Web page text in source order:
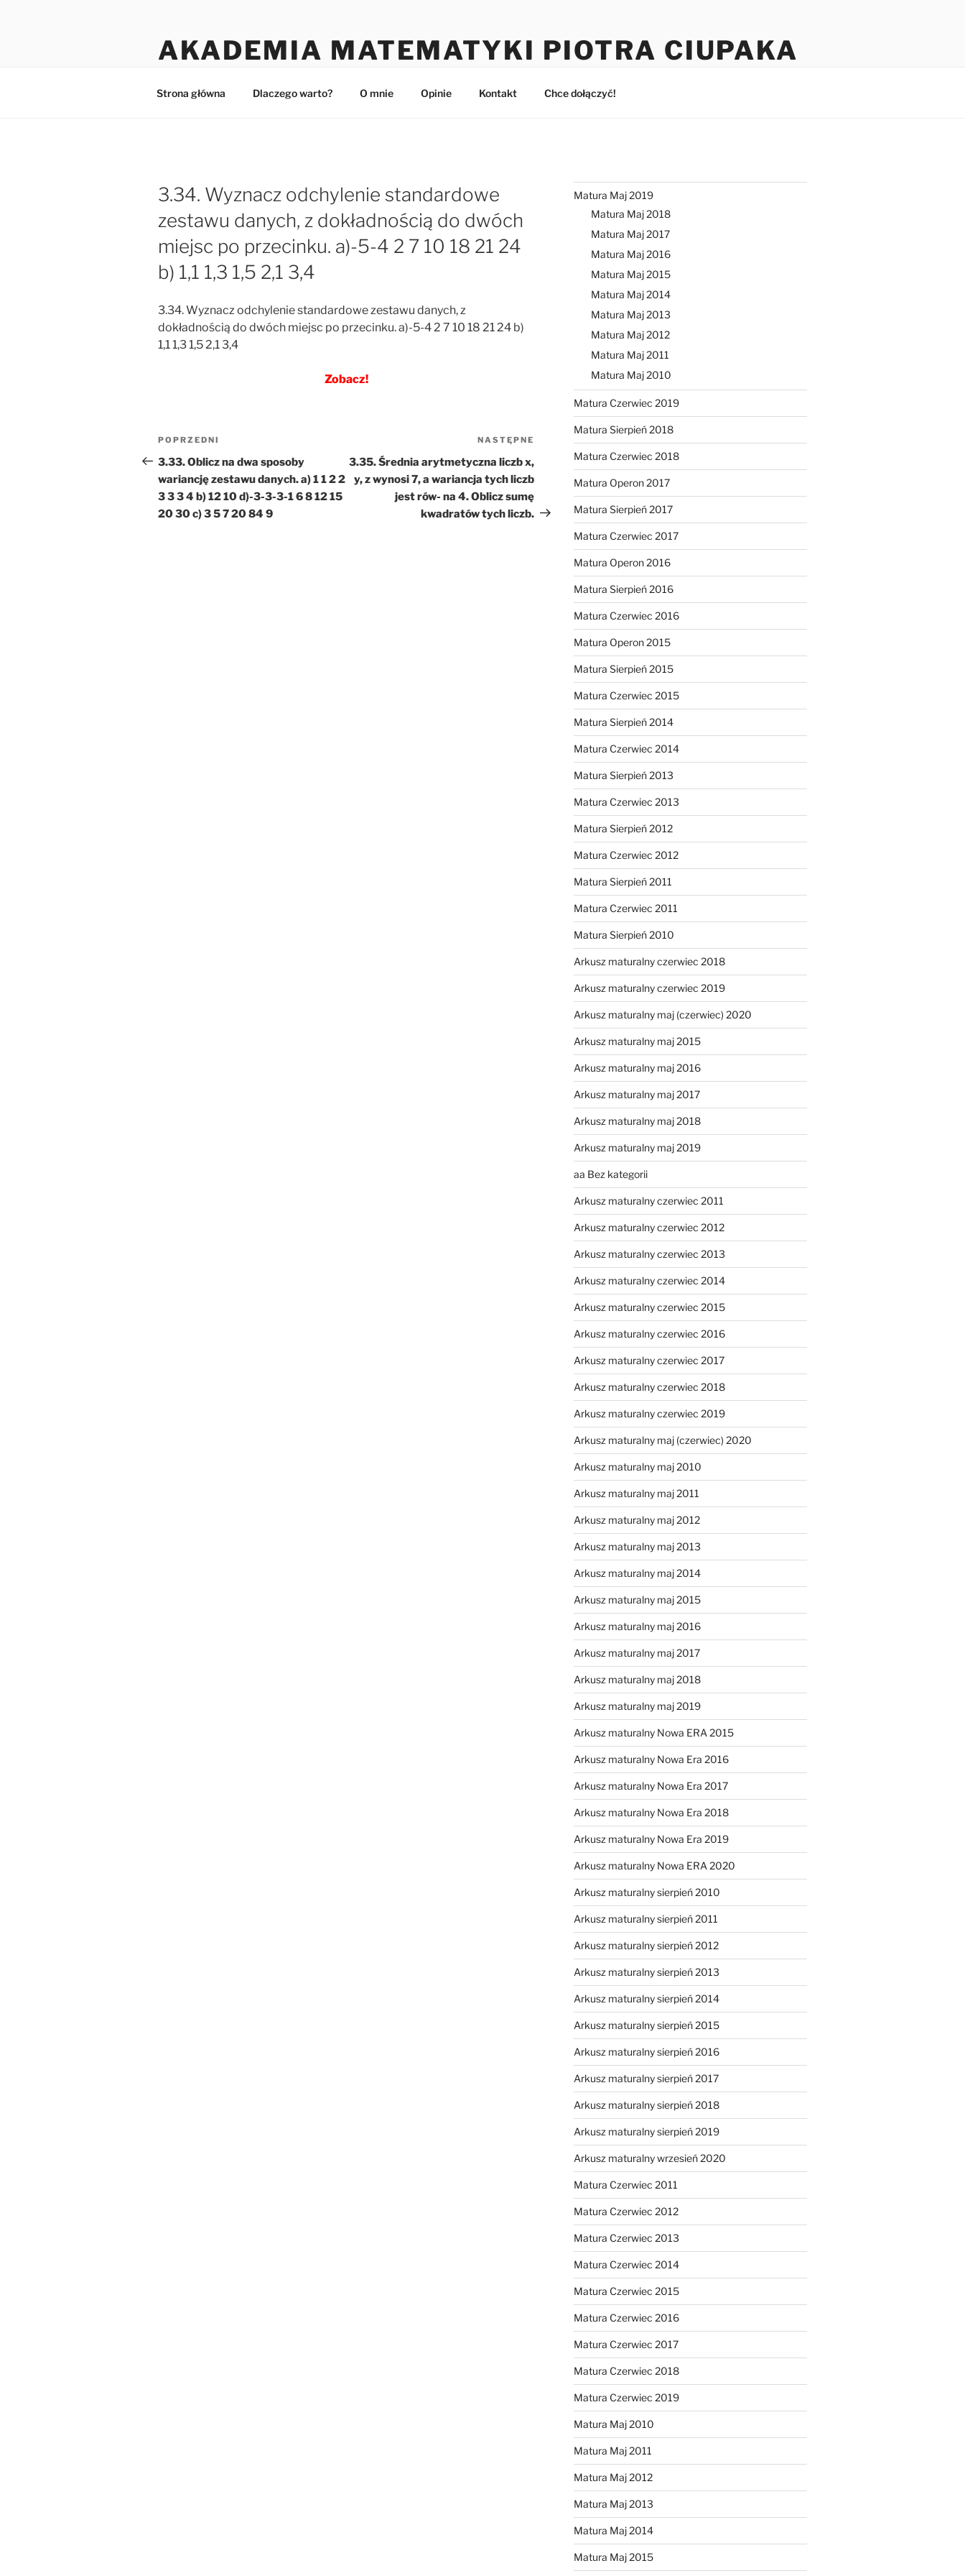
AKADEMIA MATEMATYKI PIOTRA CIUPAKA
Strona główna Dlaczego warto? O mnie Opinie Kontakt Chce dołączyć!
3.34. Wyznacz odchylenie standardowe
zestawu danych, z dokładnością do dwóch
miejsc po przecinku. a)-5-4 2 7 10 18 21 24
b) 1,1 1,3 1,5 2,1 3,4
3.34. Wyznacz odchylenie standardowe zestawu danych, z
dokładnością do dwóch miejsc po przecinku. a)-5-4 2 7 10 18 21 24 b)
1,1 1,3 1,5 2,1 3,4
Zobacz!
Nawigacja
wpisu
Poprzedni
wpis
POPRZEDNI
3.33. Oblicz na dwa sposoby
wariancję zestawu danych. a) 1 1 2 2
3 3 3 4 b) 12 10 d)-3-3-3-1 6 8 12 15
20 30 c) 3 5 7 20 84 9
Następny
NASTĘPNE
3.35. Średnia arytmetyczna liczb x,
y, z wynosi 7, a wariancja tych liczb
jest rów- na 4. Oblicz sumę
kwadratów tych liczb.
Matura Maj 2019
Matura Maj 2018
Matura Maj 2017
Matura Maj 2016
Matura Maj 2015
Matura Maj 2014
Matura Maj 2013
Matura Maj 2012
Matura Maj 2011
Matura Maj 2010
Matura Czerwiec 2019
Matura Sierpień 2018
Matura Czerwiec 2018
Matura Operon 2017
Matura Sierpień 2017
Matura Czerwiec 2017
Matura Operon 2016
Matura Sierpień 2016
Matura Czerwiec 2016
Matura Operon 2015
Matura Sierpień 2015
Matura Czerwiec 2015
Matura Sierpień 2014
Matura Czerwiec 2014
Matura Sierpień 2013
Matura Czerwiec 2013
Matura Sierpień 2012
Matura Czerwiec 2012
Matura Sierpień 2011
Matura Czerwiec 2011
Matura Sierpień 2010
Arkusz maturalny czerwiec 2018
Arkusz maturalny czerwiec 2019
Arkusz maturalny maj (czerwiec) 2020
Arkusz maturalny maj 2015
Arkusz maturalny maj 2016
Arkusz maturalny maj 2017
Arkusz maturalny maj 2018
Arkusz maturalny maj 2019
aa Bez kategorii
Arkusz maturalny czerwiec 2011
Arkusz maturalny czerwiec 2012
Arkusz maturalny czerwiec 2013
Arkusz maturalny czerwiec 2014
Arkusz maturalny czerwiec 2015
Arkusz maturalny czerwiec 2016
Arkusz maturalny czerwiec 2017
Arkusz maturalny czerwiec 2018
Arkusz maturalny czerwiec 2019
Arkusz maturalny maj (czerwiec) 2020
Arkusz maturalny maj 2010
Arkusz maturalny maj 2011
Arkusz maturalny maj 2012
Arkusz maturalny maj 2013
Arkusz maturalny maj 2014
Arkusz maturalny maj 2015
Arkusz maturalny maj 2016
Arkusz maturalny maj 2017
Arkusz maturalny maj 2018
Arkusz maturalny maj 2019
Arkusz maturalny Nowa ERA 2015
Arkusz maturalny Nowa Era 2016
Arkusz maturalny Nowa Era 2017
Arkusz maturalny Nowa Era 2018
Arkusz maturalny Nowa Era 2019
Arkusz maturalny Nowa ERA 2020
Arkusz maturalny sierpień 2010
Arkusz maturalny sierpień 2011
Arkusz maturalny sierpień 2012
Arkusz maturalny sierpień 2013
Arkusz maturalny sierpień 2014
Arkusz maturalny sierpień 2015
Arkusz maturalny sierpień 2016
Arkusz maturalny sierpień 2017
Arkusz maturalny sierpień 2018
Arkusz maturalny sierpień 2019
Arkusz maturalny wrzesień 2020
Matura Czerwiec 2011
Matura Czerwiec 2012
Matura Czerwiec 2013
Matura Czerwiec 2014
Matura Czerwiec 2015
Matura Czerwiec 2016
Matura Czerwiec 2017
Matura Czerwiec 2018
Matura Czerwiec 2019
Matura Maj 2010
Matura Maj 2011
Matura Maj 2012
Matura Maj 2013
Matura Maj 2014
Matura Maj 2015